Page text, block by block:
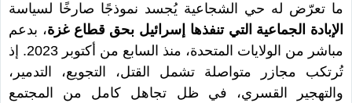
ما تعرّض له حي الشجاعية يُجسد نموذجًا صارخًا لسياسة
الإبادة الجماعية التي تنفذها إسرائيل بحق قطاع غزة، بدعم
مباشر من الولايات المتحدة، منذ السابع من أكتوبر 2023. إذ
تُرتكب مجازر متواصلة تشمل القتل، التجويع، التدمير،
والتهجير القسري، في ظل تجاهل كامل من المجتمع